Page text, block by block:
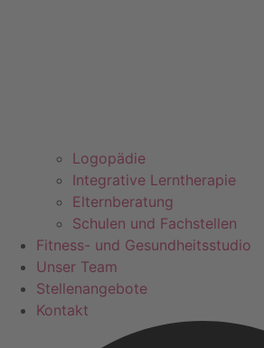
Logopädie
Integrative Lerntherapie
Elternberatung
Schulen und Fachstellen
Fitness- und Gesundheitsstudio
Unser Team
Stellenangebote
Kontakt